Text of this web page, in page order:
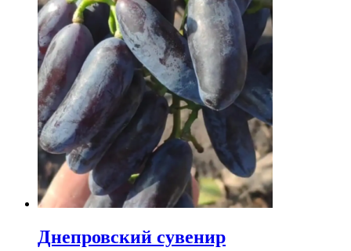
Днепровский сувенир